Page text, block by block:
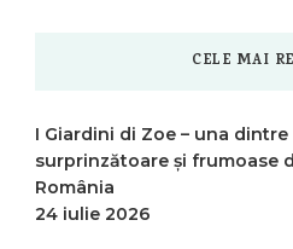
CELE MAI
I Giardini di Zoe – una dintre
surprinzătoare și frumoase
România
24 iulie 2026